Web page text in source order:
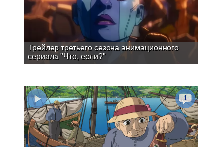
Трейлер третьего сезона анимационного
сериала "Что, если?"
1